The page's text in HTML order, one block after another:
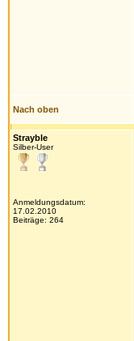
Nach oben
Strayble
Silber-User
Anmeldungsdatum:
17.02.2010
Beiträge: 264